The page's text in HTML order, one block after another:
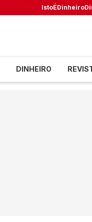
IstoÉDinheiro
DINHEIRO